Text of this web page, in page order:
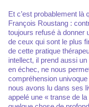
Et c’est probablement là
François Roustang :
toujours refusé à donner
de ceux qui sont le plus
de cette pratique
intellect, il prend aussi
en échec, ne nous
compréhension
nous avons lu dans ses
appelé une « transe de